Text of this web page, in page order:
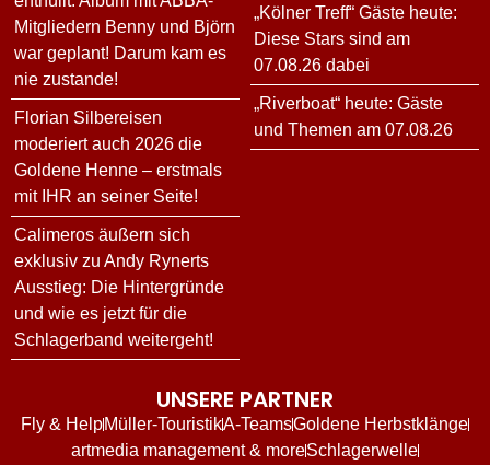
Mitgliedern Benny und Björn
war geplant! Darum kam es
nie zustande!
Florian Silbereisen
moderiert auch 2026 die
Goldene Henne – erstmals
mit IHR an seiner Seite!
Calimeros äußern sich
exklusiv zu Andy Rynerts
Ausstieg: Die Hintergründe
und wie es jetzt für die
Schlagerband weitergeht!
„Kölner Treff“ Gäste heute:
Diese Stars sind am
07.08.26 dabei
„Riverboat“ heute: Gäste
und Themen am 07.08.26
UNSERE PARTNER
Fly & HelpMüller-TouristikA-TeamsGoldene Herbstklänge
artmedia management & moreSchlagerwelle